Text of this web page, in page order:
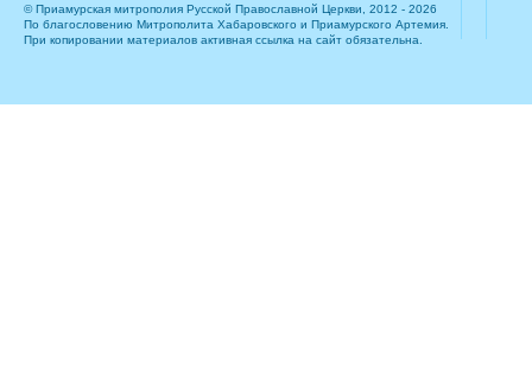
© Приамурская митрополия Русской Православной Церкви, 2012 - 2026
По благословению Митрополита Хабаровского и Приамурского Артемия.
При копировании материалов активная ссылка на сайт обязательна.